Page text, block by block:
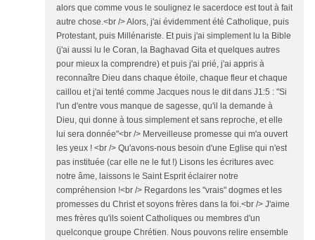
alors que comme vous le soulignez le sacerdoce est tout à fait
autre chose.<br /> Alors, j'ai évidemment été Catholique, puis
Protestant, puis Millénariste. Et puis j'ai simplement lu la Bible
(j'ai aussi lu le Coran, la Baghavad Gita et quelques autres
pour mieux la comprendre) et puis j'ai prié, j'ai appris à
reconnaître Dieu dans chaque étoile, chaque fleur et chaque
caillou et j'ai tenté comme Jacques nous le dit dans J1:5 : "Si
l'un d'entre vous manque de sagesse, qu'il la demande à
Dieu, qui donne à tous simplement et sans reproche, et elle
lui sera donnée"<br /> Merveilleuse promesse qui m'a ouvert
les yeux ! <br /> Qu'avons-nous besoin d'une Eglise qui n'est
pas instituée (car elle ne le fut !) Lisons les écritures avec
notre âme, laissons le Saint Esprit éclairer notre
compréhension !<br /> Regardons les "vrais" dogmes et les
promesses du Christ et soyons frères dans la foi.<br /> J'aime
mes frères qu'ils soient Catholiques ou membres d'un
quelconque groupe Chrétien. Nous pouvons relire ensemble